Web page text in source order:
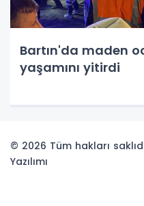
Bartın'da maden
yaşamını yitirdi
© 2026 Tüm hakları
Yazılımı